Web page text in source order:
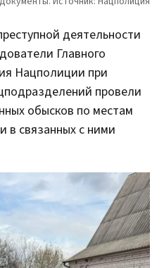
деятельности
Главного
Нацполиции при
провели
обысков по местам
в связанных с ними